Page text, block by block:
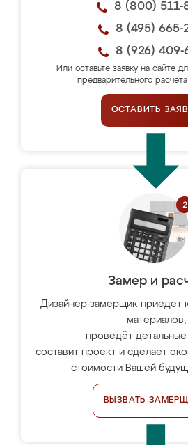
8 (800) 511-
8 (495) 665-
8 (926) 409-
Или оставьте заявку на сайте
предварительного
ОСТАВИТЬ
Замер и
Дизайнер-замерщик приедет
материалов,
проведёт
составит проект и сделает
стоимости Вашей
ВЫЗВАТЬ